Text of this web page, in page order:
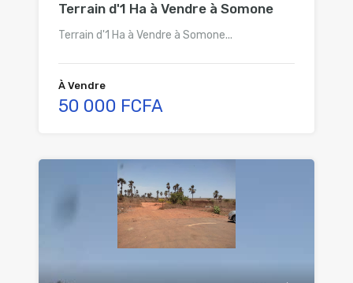
Terrain d'1 Ha à Vendre à Somone
Terrain d'1 Ha à Vendre à Somone...
À Vendre
50 000 FCFA